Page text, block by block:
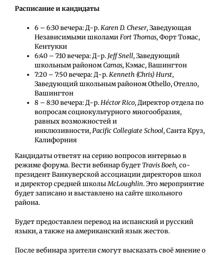
Расписание и кандидаты
6 – 6:30 вечера: Д-р.Karen D. Cheser, Заведующая
Независимыми школамиFortThomas, Форт Томас,
Кентукки
6:40 – 7:10 вечера: Д-р. JeffSnell, Заведующий
школьным райономCamas, Кэмас, Вашингтон
7:20 – 7:50 вечера: Д-р.Kenneth (Chris)Hurst,
Заведующий школьным районом Othello, Отелло,
Вашингтон
8 – 8:30 вечера: Д-р.HéctorRico, Директор отдела по
вопросам социокультурного многообразия,
равных возможностей и
инклюзивности,PacificCollegiateSchool, Санта Круз,
Калифорния
Кандидаты ответят на серию вопросов интервью в
режиме форума. Вести вебинар будетTravisBoeh, со-
президент Ванкуверской ассоциации директоров школ
и директор средней школыMcLoughlin. Это мероприятие
будет записано и выставлено на сайте школьного
района.
Будет предоставлен перевод на испанский и русский
языки, а также на американский язык жестов.
После вебинара зрители смогут высказать своё мнение о